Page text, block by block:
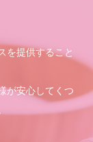
を提供すること
が安心してくつ